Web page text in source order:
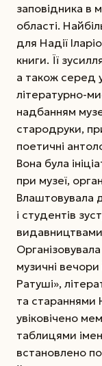
заповідника в
області.
для Надії
книги. Її
а також серед
літерату­рно-
надбанням
стародруки,
поетичні
Вона була
при музеї,
Влаштовувала
і студентів
музичні вечори
Ратуші»,
та стараннями
увіковічено
таблицями
встановлено